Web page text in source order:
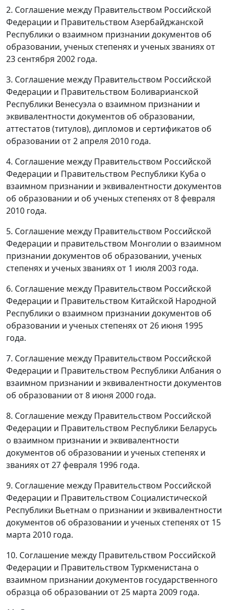
2. Соглашение между Правительством Российской
Федерации и Правительством Азербайджанской
Республики о взаимном признании документов об
образовании, ученых степенях и ученых званиях от
23 сентября 2002 года.
3. Соглашение между Правительством Российской
Федерации и Правительством Боливарианской
Республики Венесуэла о взаимном признании и
эквивалентности документов об образовании,
аттестатов (титулов), дипломов и сертификатов об
образовании от 2 апреля 2010 года.
4. Соглашение между Правительством Российской
Федерации и Правительством Республики Куба о
взаимном признании и эквивалентности документов
об образовании и об ученых степенях от 8 февраля
2010 года.
5. Соглашение между Правительством Российской
Федерации и правительством Монголии о взаимном
признании документов об образовании, ученых
степенях и ученых званиях от 1 июля 2003 года.
6. Соглашение между Правительством Российской
Федерации и Правительством Китайской Народной
Республики о взаимном признании документов об
образовании и ученых степенях от 26 июня 1995
года.
7. Соглашение между Правительством Российской
Федерации и Правительством Республики Албания о
взаимном признании и эквивалентности документов
об образовании от 8 июня 2000 года.
8. Соглашение между Правительством Российской
Федерации и Правительством Республики Беларусь
о взаимном признании и эквивалентности
документов об образовании и ученых степенях и
званиях от 27 февраля 1996 года.
9. Соглашение между Правительством Российской
Федерации и Правительством Социалистической
Республики Вьетнам о признании и эквивалентности
документов об образовании и ученых степенях от 15
марта 2010 года.
10. Соглашение между Правительством Российской
Федерации и Правительством Туркменистана о
взаимном признании документов государственного
образца об образовании от 25 марта 2009 года.